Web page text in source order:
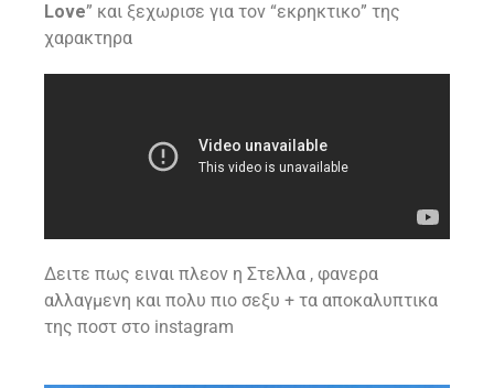
Love” και ξεχωρισε για τον “εκρηκτικο” της
χαρακτηρα
Δειτε πως ειναι πλεον η Στελλα , φανερα
αλλαγμενη και πολυ πιο σεξυ + τα αποκαλυπτικα
της ποστ στο instagram